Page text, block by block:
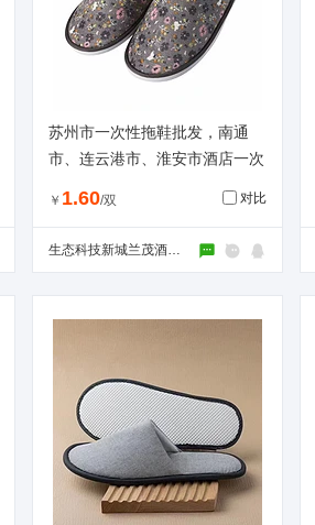
苏州市一次性拖鞋批发，南通
市、连云港市、淮安市酒店一次
￥ 1.60/双 对比
生态科技新城兰茂酒店用品经营部（个体工商户）